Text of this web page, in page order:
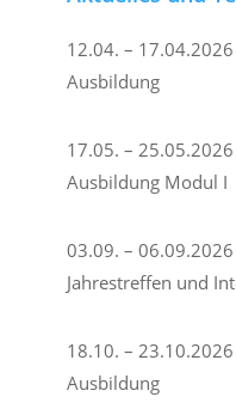
12.04. –
Ausbildung
17.05. –
Ausbildung Modul I
03.09. –
Jahrestreffen und
18.10. –
Ausbildung